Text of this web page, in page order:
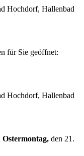
Hochdorf, Hallenbad
für Sie geöffnet:
Hochdorf, Hallenbad
Ostermontag, den 21.